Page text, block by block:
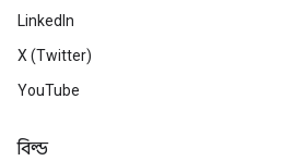
LinkedIn
X (Twitter)
YouTube
বিল্ড